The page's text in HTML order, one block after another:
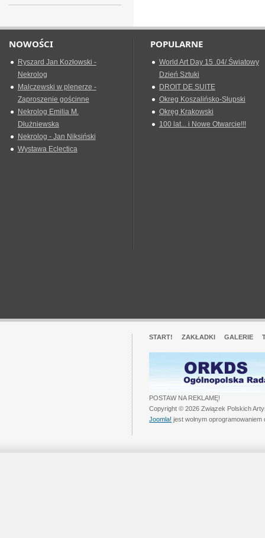
NOWOŚCI
Ryszard Jan Kozłowski -
Nekrolog
Malczewski w plenerze -
Zaproszenie gościnne
Nekrolog Emilia M.
Dłużniewska
Nekrolog - Jan Niksiński
Wystawa Eclectica
POPULARNE
World Art Day 15 .04/ Światowy
Dzień Sztuki
DROIT DE SUITE
Okreg Koszalińsko-Słupski
Okręg Krakowski
100 lat... i Nowe Otwarcie!!!
START! ZAKŁADKI GALERIE
POSTAW NA REKLAMĘ!
Copyright © 2026 Związek Polskich
Joomla! jest wolnym